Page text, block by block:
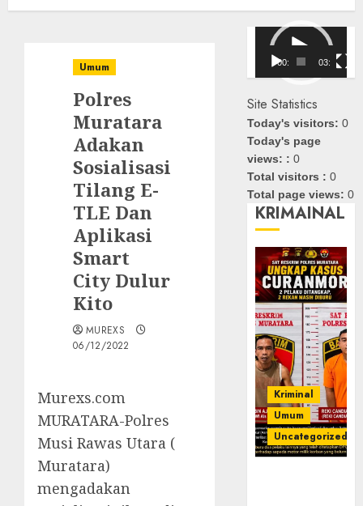
Umum
Polres
Muratara
Adakan
Sosialisasi
Tilang E-
TLE Dan
Aplikasi
Smart
City Dulur
Kito
MUREXS
06/12/2022
Murexs.com
MURATARA-Polres
Musi Rawas Utara (
Muratara)
mengadakan
Pemutar
Video
00:00 03:08
Site Statistics
Today's visitors:0
Today's page
views: :0
Total visitors :0
Total page views:0
KRIMAINAL
Kriminal
Umum
Uncategorized